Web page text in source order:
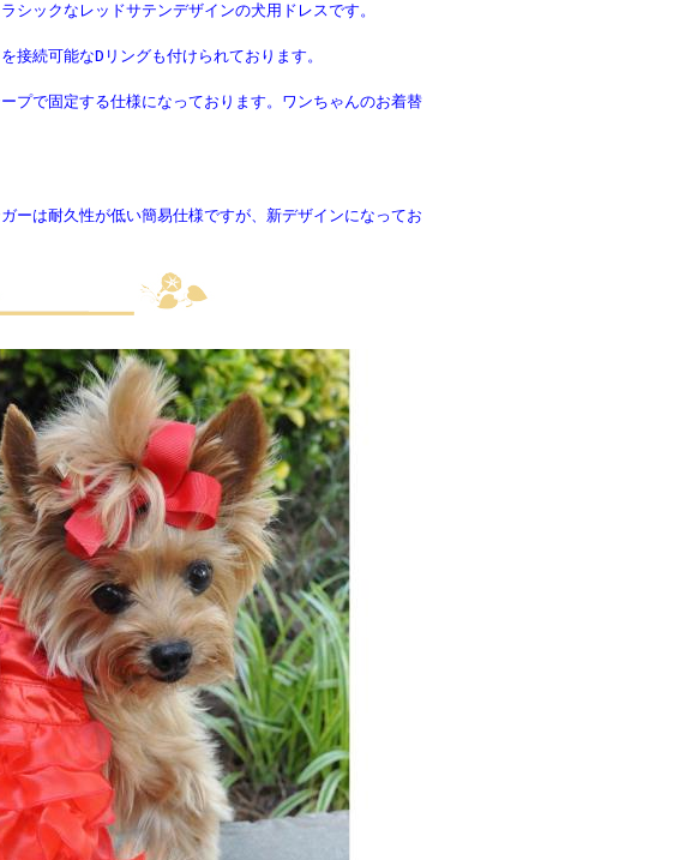
シックなレッドサテンデザインの犬用ドレスです。
接続可能なDリングも付けられております。
プで固定する仕様になっております。ワンちゃんのお着替
ーは耐久性が低い簡易仕様ですが、新デザインになってお